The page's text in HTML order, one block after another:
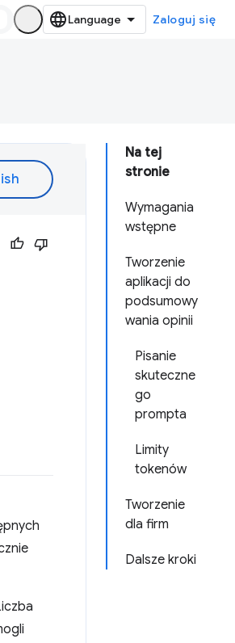
Zaloguj się
Na tej
stronie
Wymagania
wstępne
Tworzenie
aplikacji do
podsumowy
wania opinii
Pisanie
skuteczne
go
prompta
Limity
tokenów
Tworzenie
dla firm
Dalsze kroki